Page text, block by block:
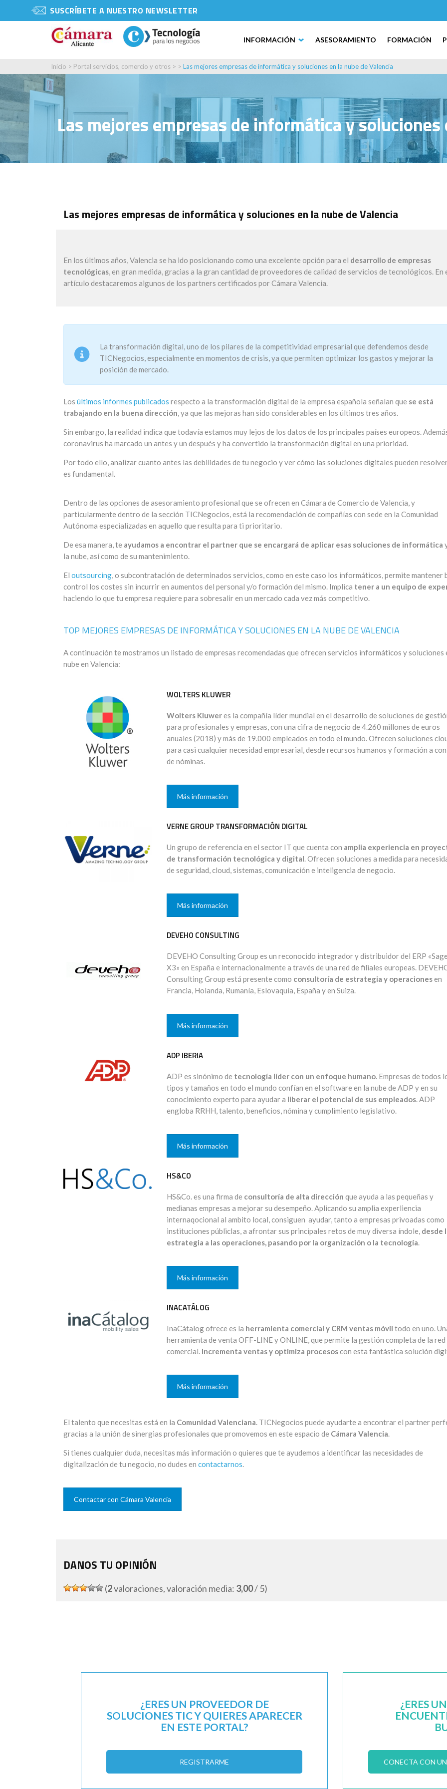
SUSCRÍBETE A NUESTRO NEWSLETTER
INFORMACIÓN ASESORAMIENTO FORMACIÓN
Inicio > Portal servicios, comercio y otros > > Las mejores empresas de informática y soluciones en la nube de Valencia
Las mejores empresas de informática y soluciones
Las mejores empresas de informática y soluciones en la nube de Valencia
En los últimos años, Valencia se ha ido posicionando como una excelente opción para el desarrollo de empresas
tecnológicas, en gran medida, gracias a la gran cantidad de proveedores de calidad de servicios de tecnológicos. En
artículo destacaremos algunos de los partners certificados por Cámara Valencia.
La transformación digital, uno de los pilares de la competitividad empresarial que defendemos desde
TICNegocios, especialmente en momentos de crisis, ya que permiten optimizar los gastos y mejorar la
posición de mercado.
Los últimos informes publicados respecto a la transformación digital de la empresa española señalan que se está
trabajando en la buena dirección, ya que las mejoras han sido considerables en los últimos tres años.
Sin embargo, la realidad indica que todavía estamos muy lejos de los datos de los principales países europeos.
coronavirus ha marcado un antes y un después y ha convertido la transformación digital en una prioridad.
Por todo ello, analizar cuanto antes las debilidades de tu negocio y ver cómo las soluciones digitales pueden
es fundamental.
Dentro de las opciones de asesoramiento profesional que se ofrecen en Cámara de Comercio de Valencia, y
particularmente dentro de la sección TICNegocios, está la recomendación de compañías con sede en la Comunidad
Autónoma especializadas en aquello que resulta para ti prioritario.
De esa manera, te ayudamos a encontrar el partner que se encargará de aplicar esas soluciones de informática
la nube, así como de su mantenimiento.
El outsourcing, o subcontratación de determinados servicios, como en este caso los informáticos, permite mantener
control los costes sin incurrir en aumentos del personal y/o formación del mismo. Implica tener a un equipo de
haciendo lo que tu empresa requiere para sobresalir en un mercado cada vez más competitivo.
TOP MEJORES EMPRESAS DE INFORMÁTICA Y SOLUCIONES EN LA NUBE DE VALENCIA
A continuación te mostramos un listado de empresas recomendadas que ofrecen servicios informáticos y soluciones
nube en Valencia:
WOLTERS KLUWER
Wolters Kluweres la compañía líder mundial en el desarrollo de soluciones de
para profesionales y empresas, con una cifra de negocio de 4.260 millones de euros
anuales (2018) y más de 19.000 empleados en todo el mundo. Ofrecen soluciones
para casi cualquier necesidad empresarial, desde recursos humanos y formación a
de nóminas.
Más información
VERNE GROUP TRANSFORMACIÓN DIGITAL
Un grupo de referencia en el sector IT que cuenta con amplia experiencia en
de transformación tecnológica y digital. Ofrecen soluciones a medida para
de seguridad, cloud, sistemas, comunicación e inteligencia de negocio.
Más información
DEVEHO CONSULTING
DEVEHO Consulting Group es un reconocido integrador y distribuidor del ERP
X3» en España e internacionalmente a través de una red de filiales europeas.
Consulting Group está presente como consultoría de estrategia y operacionesen
Francia, Holanda, Rumanía, Eslovaquia, España y en Suiza.
Más información
ADP IBERIA
ADP es sinónimo de tecnología líder con un enfoque humano. Empresas de todos
tipos y tamaños en todo el mundo confían en el software en la nube de ADP y en su
conocimiento experto para ayudar a liberar el potencial de sus empleados. ADP
engloba RRHH, talento, beneficios, nómina y cumplimiento legislativo.
Más información
HS&CO
HS&Co. es una firma de consultoría de alta dirección que ayuda a las pequeñas y
medianas empresas a mejorar su desempeño. Aplicando su amplia experliencia
internaqocional al ambito local, consiguen ayudar, tanto a empresas privoadas como
instituciones públiclas, a afrontar sus principales retos de muy diversa índole, desde
estrategia a las operaciones, pasando por la organización o la tecnología.
Más información
INACATÁLOG
InaCátalog ofrece es la herramienta comercial y CRM ventas móvil todo en uno.
herramienta de venta OFF-LINE y ONLINE, que permite la gestión completa de la red
comercial. Incrementa ventas y optimiza procesoscon esta fantástica solución
Más información
El talento que necesitas está en la Comunidad Valenciana. TICNegocios puede ayudarte a encontrar el partner
gracias a la unión de sinergias profesionales que promovemos en este espacio de Cámara Valencia.
Si tienes cualquier duda, necesitas más información o quieres que te ayudemos a identificar las necesidades de
digitalización de tu negocio, no dudes en contactarnos.
Contactar con Cámara Valencia
DANOS TU OPINIÓN
(2valoraciones, valoración media: 3,00/ 5)
¿ERES UN PROVEEDOR DE
SOLUCIONES TIC Y QUIERES APARECER
EN ESTE PORTAL?
REGISTRARME
¿ERES
CONECTA CON